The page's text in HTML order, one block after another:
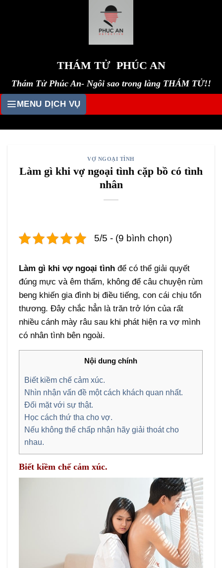
THÁM TỬ PHÚC AN
Thám Tử Phúc An- Ngôi sao trong làng THÁM TỬ!!
MENU DỊCH VỤ
VỢ NGOẠI TÌNH
Làm gì khi vợ ngoại tình cặp bồ có tình
nhân
5/5 - (9 bình chọn)
Làm gì khi vợ ngoại tình để có thể giải quyết
đúng mực và êm thấm, không để câu chuyện rùm
beng khiến gia đình bị điều tiếng, con cái chịu tổn
thương. Đây chắc hẳn là trăn trở lớn của rất
nhiều cánh mày râu sau khi phát hiện ra vợ mình
có nhân tình bên ngoài.
Nội dung chính
Biết kiềm chế cảm xúc.
Nhìn nhận vấn đề một cách khách quan nhất.
Đối mặt với sự thật.
Học cách thứ tha cho vợ.
Nếu không thể chấp nhận hãy giải thoát cho
nhau.
Biết kiềm chế cảm xúc.